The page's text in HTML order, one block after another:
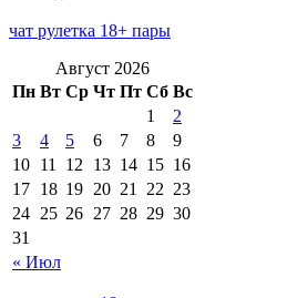
чат рулетка 18+ пары
Август 2026
Пн Вт Ср Чт Пт Сб Вс
« Июл
1
2
3
4 5 6 7 8
9
10 11 12 13 14 15 16
17 18 19 20 21 22 23
24 25 26 27 28 29 30
31